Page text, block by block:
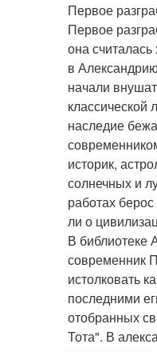
Первое
Первое
она
в
начали
наследие
историк,
солнечных и
работах
ли о
В библиотеке
современник
истолковать
последними
отобранных
Тота". В